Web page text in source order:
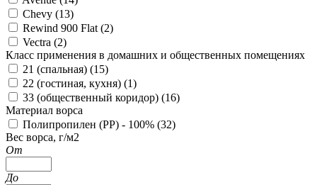
Chevy (13)
Rewind 900 Flat (2)
Vectra (2)
Класс применения в домашних и общественных помещениях
21 (спальная) (15)
22 (гостиная, кухня) (1)
33 (общественный коридор) (16)
Материал ворса
Полипропилен (PP) - 100% (32)
Вес ворса, г/м2
От
До